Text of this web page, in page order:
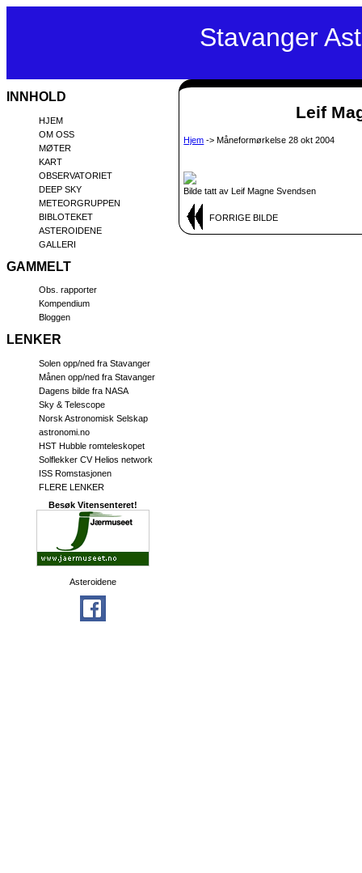
Stavanger
INNHOLD
HJEM
OM OSS
MØTER
KART
OBSERVATORIET
DEEP SKY
METEORGRUPPEN
BIBLOTEKET
ASTEROIDENE
GALLERI
GAMMELT
Obs. rapporter
Kompendium
Bloggen
LENKER
Solen opp/ned fra Stavanger
Månen opp/ned fra Stavanger
Dagens bilde fra NASA
Sky & Telescope
Norsk Astronomisk Selskap
astronomi.no
HST Hubble romteleskopet
Solflekker CV Helios network
ISS Romstasjonen
FLERE LENKER
Besøk Vitensenteret!
Asteroidene
Leif
Hjem -> Måneformørkelse 28 okt 2004
Bilde tatt av Leif Magne Svendsen
FORRIGE BILDE